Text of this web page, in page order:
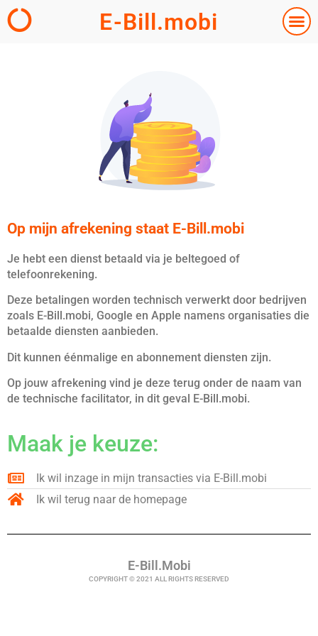
E-Bill.mobi
Op mijn afrekening staat E-Bill.mobi
Je hebt een dienst betaald via je beltegoed of
telefoonrekening.
Deze betalingen worden technisch verwerkt door bedrijven
zoals E-Bill.mobi, Google en Apple namens organisaties die
betaalde diensten aanbieden.
Dit kunnen éénmalige en abonnement diensten zijn.
Op jouw afrekening vind je deze terug onder de naam van
de technische facilitator, in dit geval E-Bill.mobi.
Maak je keuze:
Ik wil inzage in mijn transacties via E-Bill.mobi
Ik wil terug naar de homepage
E-Bill.Mobi
COPYRIGHT © 2021 ALL RIGHTS RESERVED